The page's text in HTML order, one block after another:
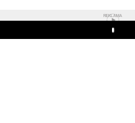
REKLAMA
Play